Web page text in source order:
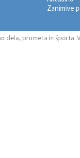
Zanimive
dela, prometa in športa.